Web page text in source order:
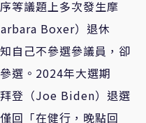
等議題上多次發生摩
Boxer）退休
自己不參選參議員，卻
選。2024年大選期
登（Joe Biden）退選
回「在健行，晚點回